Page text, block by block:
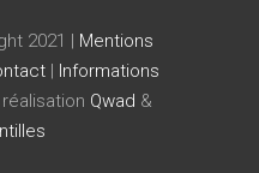
2021 | Mentions
| Informations
réalisation Qwad &